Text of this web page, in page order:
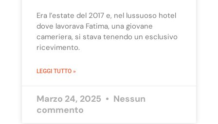
Era l’estate del 2017 e, nel lussuoso hotel
dove lavorava Fatima, una giovane
cameriera, si stava tenendo un esclusivo
ricevimento.
LEGGI TUTTO »
Marzo 24, 2025
Nessun
commento